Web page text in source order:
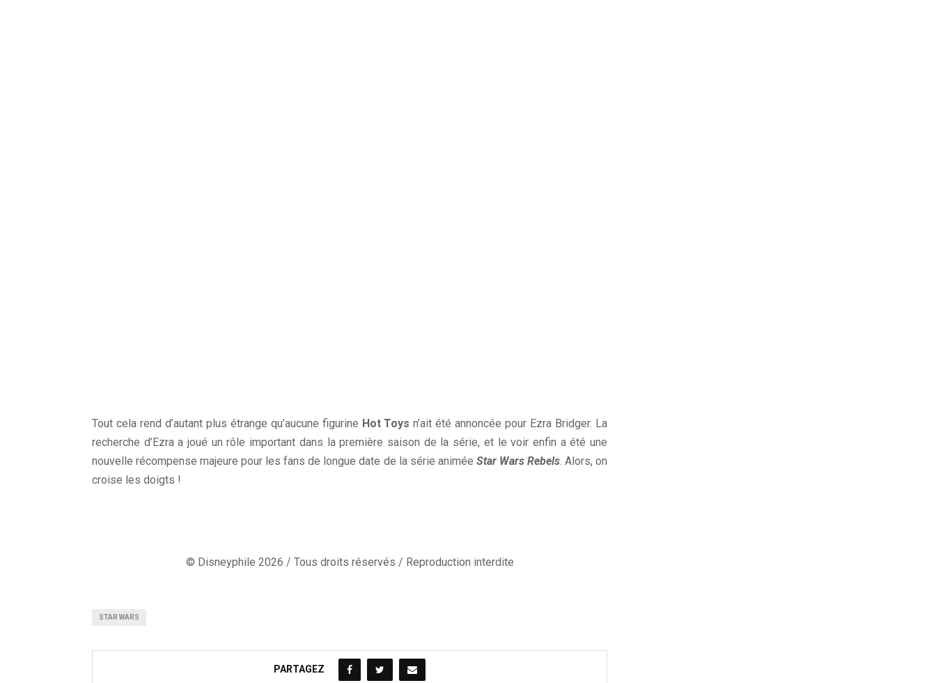
Tout cela rend d’autant plus étrange qu’aucune figurine Hot Toys n’ait été annoncée pour Ezra Bridger. La
recherche d’Ezra a joué un rôle important dans la première saison de la série, et le voir enfin a été une
nouvelle récompense majeure pour les fans de longue date de la série animée Star Wars Rebels. Alors, on
croise les doigts !
© Disneyphile 2026 / Tous droits réservés / Reproduction interdite
STAR WARS
PARTAGEZ